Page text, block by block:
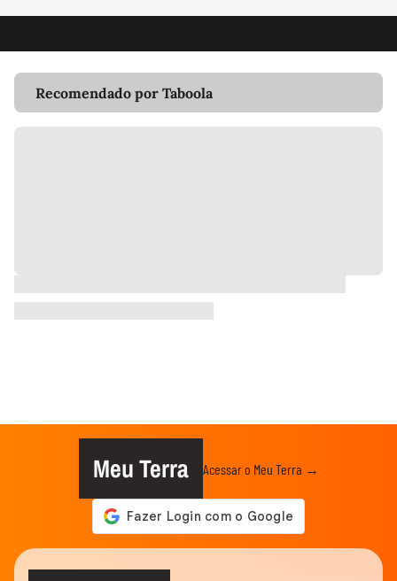
Recomendado por Taboola
Meu Terra Acessar o Meu Terra →